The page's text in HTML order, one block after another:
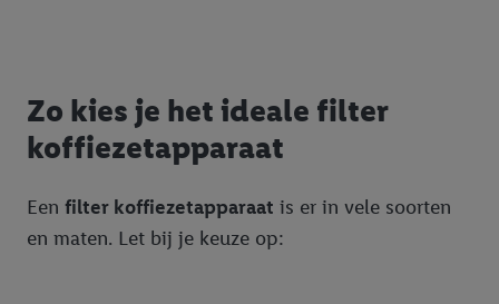
Zo kies je het ideale filter
koffiezetapparaat
Een filter koffiezetapparaat is er in vele soorten
en maten. Let bij je keuze op: